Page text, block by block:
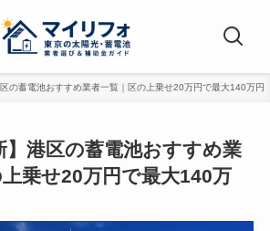
の蓄電池おすすめ業者一覧｜区の上乗せ20万円で最大140万円
】港区の蓄電池おすすめ業
乗せ20万円で最大140万